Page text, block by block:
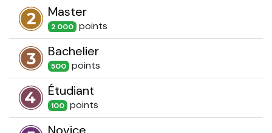
Master
2 000 points
Bachelier
500 points
Étudiant
100 points